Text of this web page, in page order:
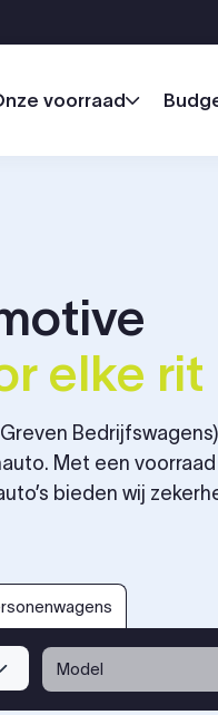
voorraad
elke rit
Met een voorraad
bieden wij
Model